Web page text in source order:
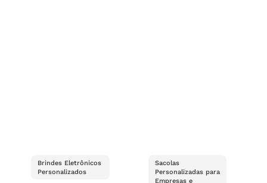
Brindes Eletrônicos
Personalizados
Sacolas
Personalizadas para
Empresas e